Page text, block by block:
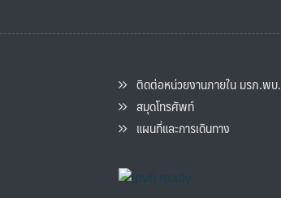
ติดต่อหน่วยงานภายใน มรภ.พบ.
สมุดโทรศัพท์
แผนที่และการเดินทาง